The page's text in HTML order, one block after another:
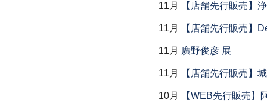
11月 【店舗先行販売】
11月 【店舗先行販売】
11月 廣野俊彦 展
11月 【店舗先行販売】
10月 【WEB先行販売】